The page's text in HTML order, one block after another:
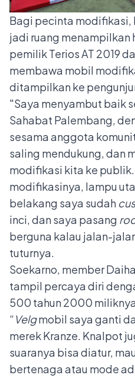
Bagi pecinta modifikasi,
jadi ruang menampilkan
pemilik Terios AT 2019
membawa mobil
ditampilkan ke
"Saya menyambut baik
Sahabat Palembang,
sesama anggota
saling mendukung, dan
modifikasi kita ke
modifikasinya, lampu
belakang saya sudah
inci, dan saya pasang
berguna kalau jalan-
tuturnya.
Soekarno, member
tampil percaya diri
500 tahun 2000
“Velgmobil saya ganti
merek Kranze. Knalpot
suaranya bisa diatur,
bertenaga atau mode